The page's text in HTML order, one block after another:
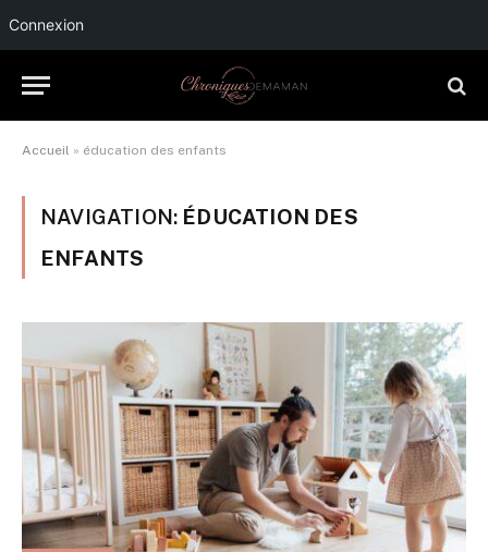
Connexion
Accueil » éducation des enfants
NAVIGATION: ÉDUCATION DES
ENFANTS